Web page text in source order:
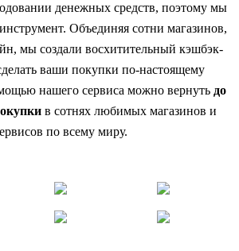
денежных средств, поэтому мы
Объединяя сотни магазинов,
мы создали восхитительный кэшбэк-
ваши покупки по-настоящему
нашего сервиса можно вернуть до
в сотнях любимых магазинов и
по всему миру.